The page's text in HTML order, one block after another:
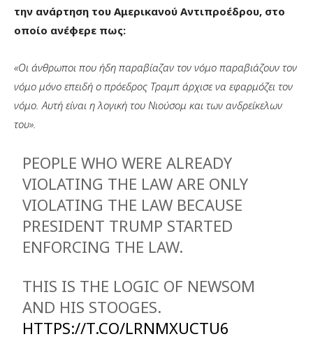
την ανάρτηση του Αμερικανού Αντιπροέδρου, στο
οποίο ανέφερε πως:
«Οι άνθρωποι που ήδη παραβίαζαν τον νόμο παραβιάζουν τον
νόμο μόνο επειδή ο πρόεδρος Τραμπ άρχισε να εφαρμόζει τον
νόμο. Αυτή είναι η λογική του Νιούσομ και των ανδρείκελων
του».
PEOPLE WHO WERE ALREADY
VIOLATING THE LAW ARE ONLY
VIOLATING THE LAW BECAUSE
PRESIDENT TRUMP STARTED
ENFORCING THE LAW.
THIS IS THE LOGIC OF NEWSOM
AND HIS STOOGES.
HTTPS://T.CO/LRNMXUCTU6